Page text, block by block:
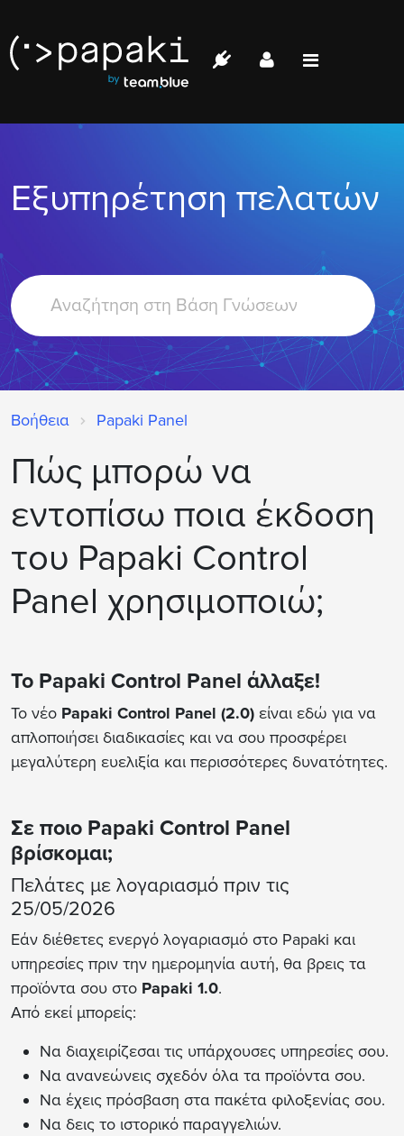
Σύνδεση
Εξυπηρέτηση πελατών
Search
For
Βοήθεια Papaki Panel
Πώς μπορώ να
εντοπίσω ποια έκδοση
του Papaki Control
Panel χρησιμοποιώ;
Το Papaki Control Panel άλλαξε!
Το νέο Papaki Control Panel (2.0) είναι εδώ για να
απλοποιήσει διαδικασίες και να σου προσφέρει
μεγαλύτερη ευελιξία και περισσότερες δυνατότητες.
Σε ποιο Papaki Control Panel
βρίσκομαι;
Πελάτες με λογαριασμό πριν τις
25/05/2026
Εάν διέθετες ενεργό λογαριασμό στο Papaki και
υπηρεσίες πριν την ημερομηνία αυτή, θα βρεις τα
προϊόντα σου στο Papaki 1.0.
Από εκεί μπορείς:
Να διαχειρίζεσαι τις υπάρχουσες υπηρεσίες σου.
Να ανανεώνεις σχεδόν όλα τα προϊόντα σου.
Να έχεις πρόσβαση στα πακέτα φιλοξενίας σου.
Να δεις το ιστορικό παραγγελιών.